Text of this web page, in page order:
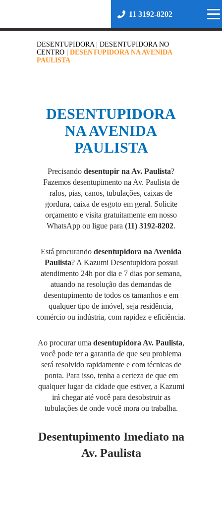
11 3192-8202
DESENTUPIDORA| DESENTUPIDORA NO
CENTRO
DESENTUPIDORA NA AVENIDA
PAULISTA
DESENTUPIDORA
NA AVENIDA
PAULISTA
Precisando desentupir na Av. Paulista?
Fazemos desentupimento na Av. Paulista de
ralos, pias, canos, tubulações, caixas de
gordura, caixa de esgoto em geral. Solicite
orçamento e visita gratuitamente em nosso
WhatsApp ou ligue para (11) 3192-8202.
Está procurando desentupidora na Avenida
Paulista? A Kazumi Desentupidora possui
atendimento 24h por dia e 7 dias por semana,
atuando na resolução das demandas de
desentupimento de todos os tamanhos e em
qualquer tipo de imóvel, seja residência,
comércio ou indústria, com rapidez e eficiência.
Ao procurar uma desentupidora Av. Paulista,
você pode ter a garantia de que seu problema
será resolvido rapidamente e com técnicas de
ponta. Para isso, tenha a certeza de que em
qualquer lugar da cidade que estiver, a Kazumi
irá chegar até você para desobstruir as
tubulações de onde você mora ou trabalha.
Desentupimento Imediato na
Av. Paulista